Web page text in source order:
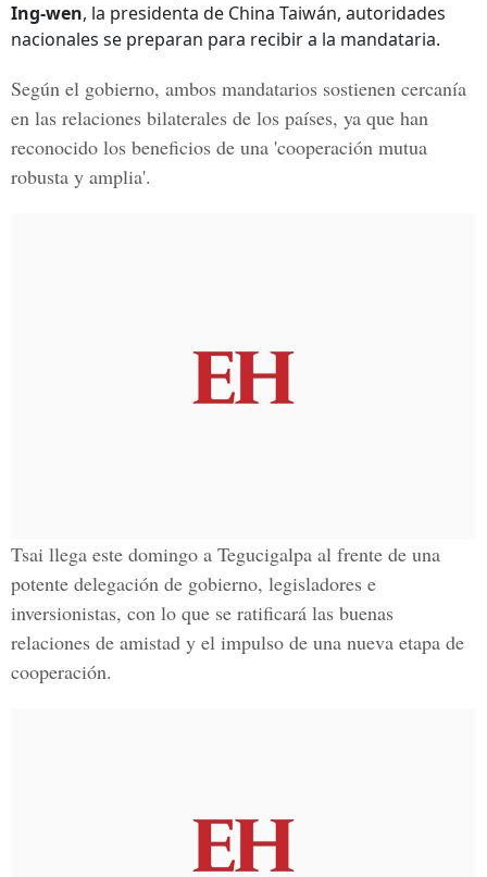
Ing-wen, la presidenta de China Taiwán, autoridades
nacionales se preparan para recibir a la mandataria.
Según el gobierno, ambos mandatarios sostienen cercanía
en las relaciones bilaterales de los países, ya que han
reconocido los beneficios de una 'cooperación mutua
robusta y amplia'.
Tsai llega este domingo a Tegucigalpa al frente de una
potente delegación de gobierno, legisladores e
inversionistas, con lo que se ratificará las buenas
relaciones de amistad y el impulso de una nueva etapa de
cooperación.